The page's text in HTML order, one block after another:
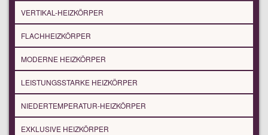
VERTIKAL-HEIZKÖRPER
FLACHHEIZKÖRPER
MODERNE HEIZKÖRPER
LEISTUNGSSTARKE HEIZKÖRPER
NIEDERTEMPERATUR-HEIZKÖRPER
EXKLUSIVE HEIZKÖRPER